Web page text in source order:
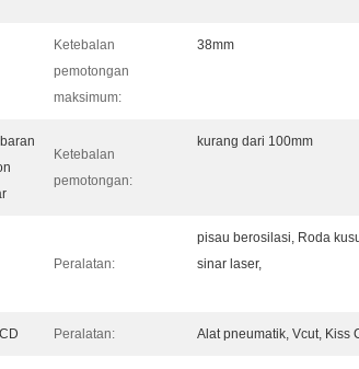
Ketebalan
pemotongan
maksimum:
38mm
Ketebalan
pemotongan:
kurang dari 100mm
Peralatan:
pisau berosilasi, Roda
sinar laser,
Peralatan: Alat pneumatik, Vcut, Kiss